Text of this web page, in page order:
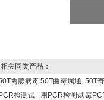
关同类产品：
禽腺病毒
PCR检测试
50T曲霉属通
用PCR检测试
50T
霉